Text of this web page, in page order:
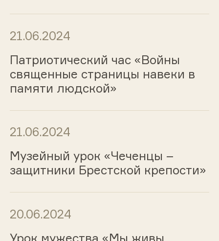
21.06.2024
Патриотический час «Войны
священные страницы навеки в
памяти людской»
21.06.2024
Музейный урок «Чеченцы –
защитники Брестской крепости»
20.06.2024
Урок мужества «Мы живы